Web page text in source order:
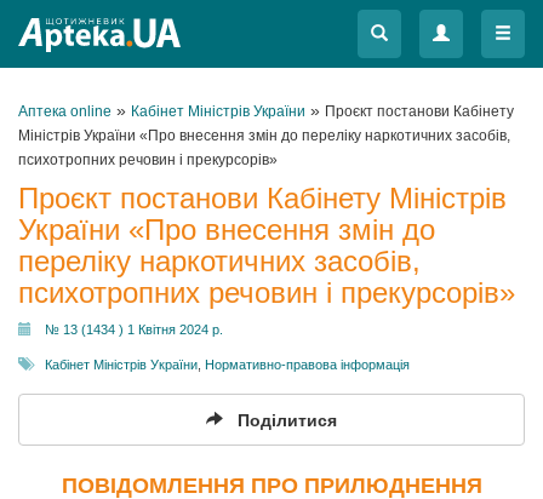
Меню
Меню
Аптека online » Кабінет Міністрів України » Проєкт постанови Кабінету
Міністрів України «Про внесення змін до переліку наркотичних засобів,
психотропних речовин і прекурсорів»
Проєкт постанови Кабінету Міністрів
України «Про внесення змін до
переліку наркотичних засобів,
психотропних речовин і прекурсорів»
№ 13 (1434 ) 1 Квітня 2024 р.
Кабінет Міністрів України Нормативно-правова інформація
Поділитися
ПОВІДОМЛЕННЯ ПРО ПРИЛЮДНЕННЯ